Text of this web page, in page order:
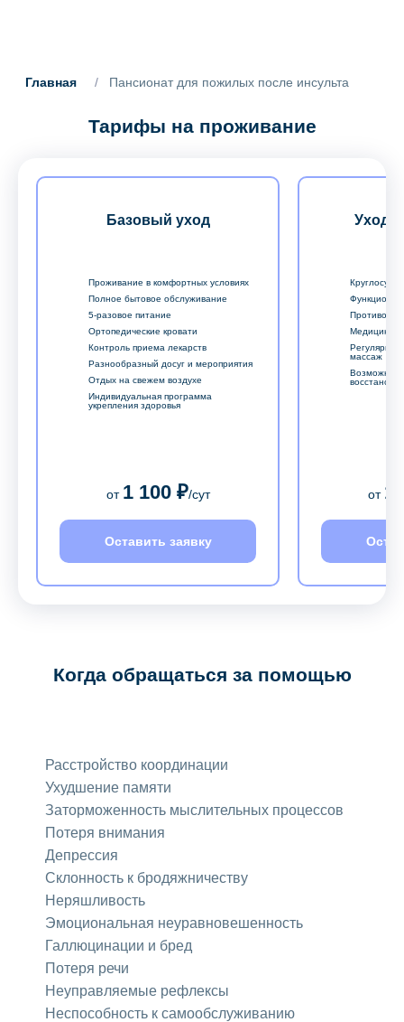
Главная / Пансионат для пожилых после инсульта
Тарифы на проживание
Базовый уход
Проживание в комфортных условиях
Полное бытовое обслуживание
5-разовое питание
Ортопедические кровати
Контроль приема лекарств
Разнообразный досуг и мероприятия
Отдых на свежем воздухе
Индивидуальная программа
укрепления здоровья
от 1 100 ₽/сут
Оставить заявку
Уход
массаж
от 1
Когда обращаться за помощью
Расстройство координации
Ухудшение памяти
Заторможенность мыслительных процессов
Потеря внимания
Депрессия
Склонность к бродяжничеству
Неряшливость
Эмоциональная неуравновешенность
Галлюцинации и бред
Потеря речи
Неуправляемые рефлексы
Неспособность к самообслуживанию